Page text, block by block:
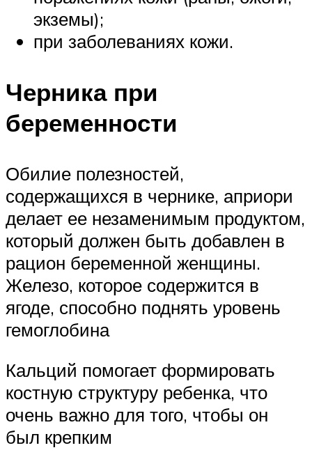
экземы);
при заболеваниях кожи.
Черника при
беременности
Обилие полезностей,
содержащихся в чернике, априори
делает ее незаменимым продуктом,
который должен быть добавлен в
рацион беременной женщины.
Железо, которое содержится в
ягоде, способно поднять уровень
гемоглобина
Кальций помогает формировать
костную структуру ребенка, что
очень важно для того, чтобы он
был крепким